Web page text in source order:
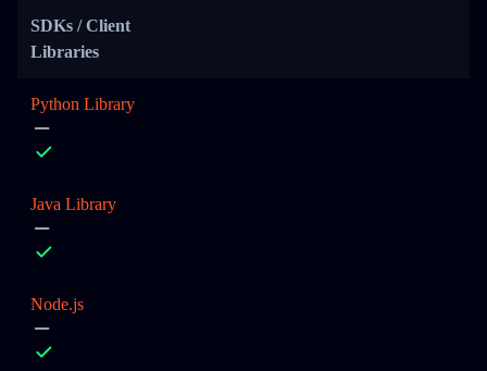
SDKs / Client
Libraries
Python Library
Java Library
Node.js